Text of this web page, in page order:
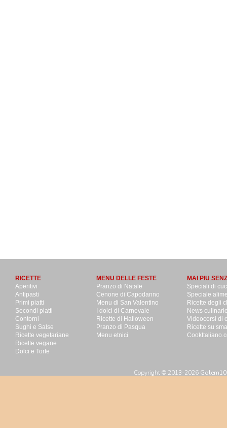
RICETTE
Aperitivi
Antipasti
Primi piatti
Secondi piatti
Contorni
Sughi e Salse
Ricette vegetariane
Ricette vegane
Dolci e Torte
MENU DELLE FESTE
Pranzo di Natale
Cenone di Capodanno
Menu di San Valentino
I dolci di Carnevale
Ricette di Halloween
Pranzo di Pasqua
Menu etnici
MAI PIU
Speciali di
Speciale
Ricette degli
News
Videocorsi di
Ricette su
Copyright © 2013-2026